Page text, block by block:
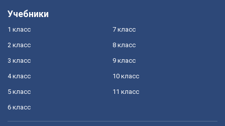
Учебники
1 класс
2 класс
3 класс
4 класс
5 класс
6 класс
7 класс
8 класс
9 класс
10 класс
11 класс